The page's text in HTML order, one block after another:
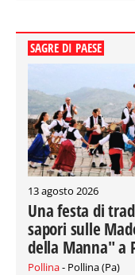
SAGRE DI PAESE
13 agosto 2026
Una festa di
sapori sulle
della Manna" a
Pollina- Pollina (Pa)